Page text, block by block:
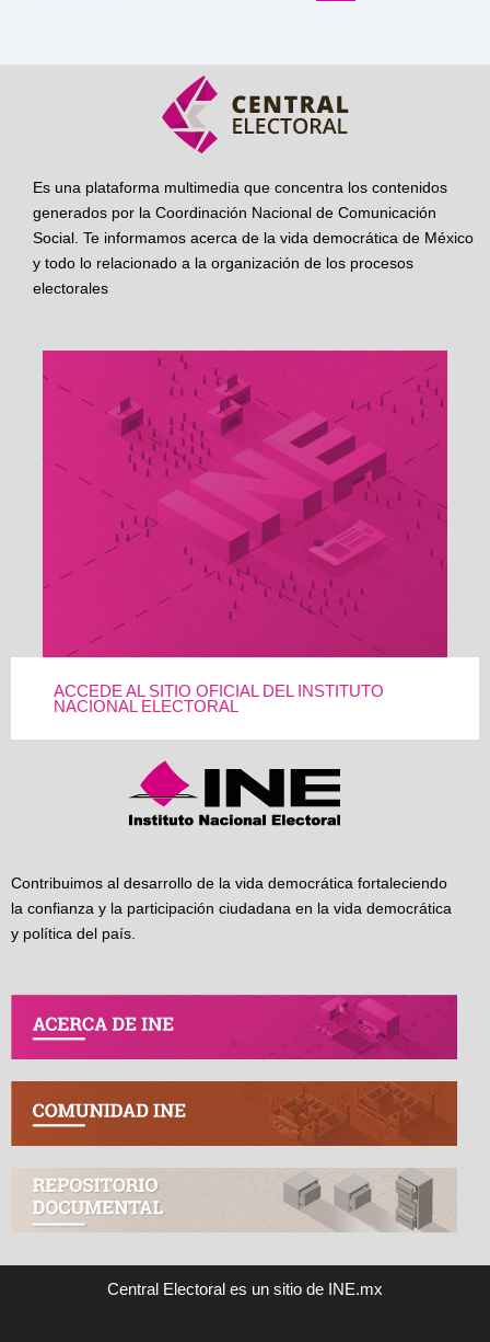
Es una plataforma multimedia que concentra los contenidos
generados por la Coordinación Nacional de Comunicación
Social. Te informamos acerca de la vida democrática de México
y todo lo relacionado a la organización de los procesos
electorales
ACCEDE AL SITIO OFICIAL DEL INSTITUTO
NACIONAL ELECTORAL
Contribuimos al desarrollo de la vida democrática fortaleciendo
la confianza y la participación ciudadana en la vida democrática
y política del país.
Central Electoral es un sitio de INE.mx